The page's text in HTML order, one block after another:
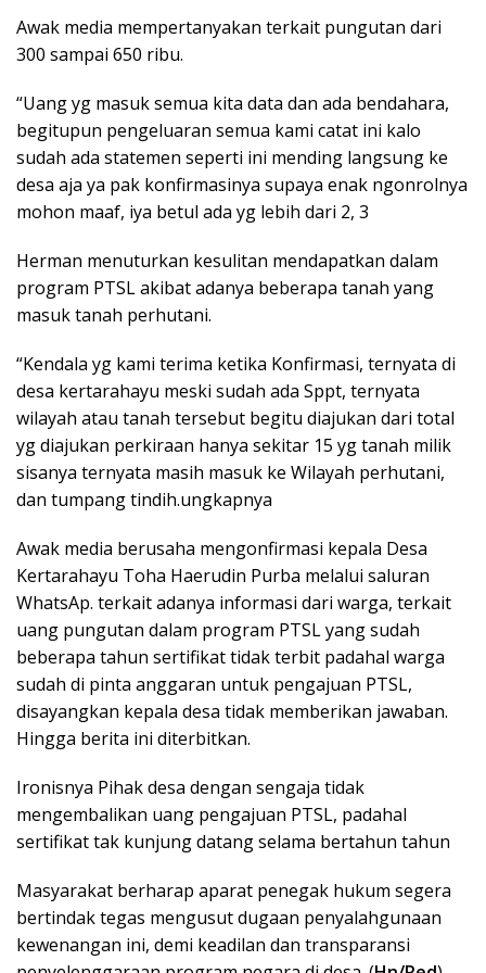
Awak media mempertanyakan terkait pungutan dari
300 sampai 650 ribu.
“Uang yg masuk semua kita data dan ada bendahara,
begitupun pengeluaran semua kami catat ini kalo
sudah ada statemen seperti ini mending langsung ke
desa aja ya pak konfirmasinya supaya enak ngonrolnya
mohon maaf, iya betul ada yg lebih dari 2, 3
Herman menuturkan kesulitan mendapatkan dalam
program PTSL akibat adanya beberapa tanah yang
masuk tanah perhutani.
“Kendala yg kami terima ketika Konfirmasi, ternyata di
desa kertarahayu meski sudah ada Sppt, ternyata
wilayah atau tanah tersebut begitu diajukan dari total
yg diajukan perkiraan hanya sekitar 15 yg tanah milik
sisanya ternyata masih masuk ke Wilayah perhutani,
dan tumpang tindih.ungkapnya
Awak media berusaha mengonfirmasi kepala Desa
Kertarahayu Toha Haerudin Purba melalui saluran
WhatsAp. terkait adanya informasi dari warga, terkait
uang pungutan dalam program PTSL yang sudah
beberapa tahun sertifikat tidak terbit padahal warga
sudah di pinta anggaran untuk pengajuan PTSL,
disayangkan kepala desa tidak memberikan jawaban.
Hingga berita ini diterbitkan.
Ironisnya Pihak desa dengan sengaja tidak
mengembalikan uang pengajuan PTSL, padahal
sertifikat tak kunjung datang selama bertahun tahun
Masyarakat berharap aparat penegak hukum segera
bertindak tegas mengusut dugaan penyalahgunaan
kewenangan ini, demi keadilan dan transparansi